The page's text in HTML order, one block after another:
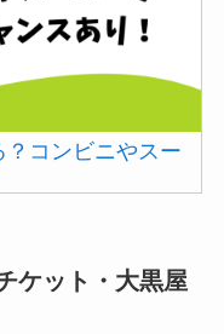
コンビニやスー
ケット・大黒屋